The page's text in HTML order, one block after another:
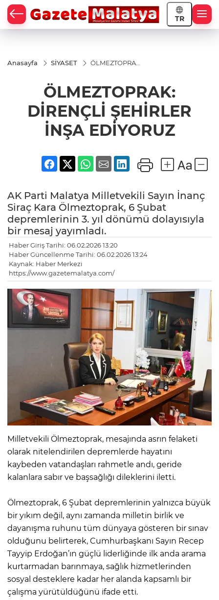
TR
Anasayfa SİYASET
ÖLMEZTOPRAK:
EDİYORUZ
ÖLMEZTOPRAK:
DİRENÇLİ ŞEHİRLER
İNŞA EDİYORUZ
AK Parti Malatya Milletvekili Sayın İnanç
Siraç Kara Ölmeztoprak, 6 Şubat
depremlerinin 3. yıl dönümü dolayısıyla
bir mesaj yayımladı.
Haber Giriş Tarihi: 06.02.2026 13:20
Haber Güncellenme Tarihi: 06.02.2026 13:24
Kaynak: Haber Merkezi
https://www.gazetemalatya.com/
Milletvekili Ölmeztoprak, mesajında asrın felaketi
olarak nitelendirilen depremlerde hayatını
kaybeden vatandaşları rahmetle andı, geride
kalanlara sabır ve başsağlığı dileklerini iletti.
Ölmeztoprak, 6 Şubat depremlerinin yalnızca büyük
bir yıkım değil, aynı zamanda milletin birlik ve
dayanışma ruhunu tüm dünyaya gösteren bir sınav
olduğunu belirterek, Cumhurbaşkanı Sayın Recep
Tayyip Erdoğan’ın güçlü liderliğinde ilk anda arama
kurtarmadan barınmaya, sağlık hizmetlerinden
sosyal desteklere kadar her alanda kapsamlı bir
çalışma yürütüldüğünü ifade etti.